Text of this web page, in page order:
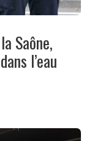
Saône,
l’eau